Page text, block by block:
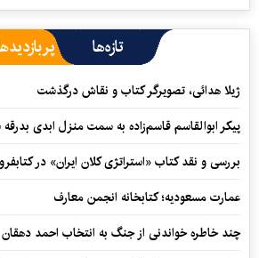
تازه‌ها
ژیلا هدائی، تصویرگر کتاب و نقاش درگذشت
پیکر ابوالقاسم قاسم‌زاده به سمت منزل ابدی
بررسی و نقد کتاب «استراتژی کلان ایران» در
عمارت مسعودیه؛ کتابخانه انجمن معارف
چند خاطره خواندنی از جنگ به انتخاب احمد دهقان